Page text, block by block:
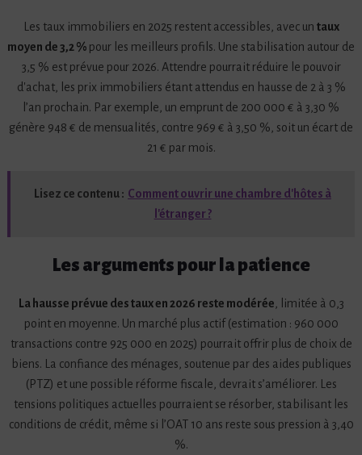
Les taux immobiliers en 2025 restent accessibles, avec un taux
moyen de 3,2 % pour les meilleurs profils. Une stabilisation autour de
3,5 % est prévue pour 2026. Attendre pourrait réduire le pouvoir
d'achat, les prix immobiliers étant attendus en hausse de 2 à 3 %
l’an prochain. Par exemple, un emprunt de 200 000 € à 3,30 %
génère 948 € de mensualités, contre 969 € à 3,50 %, soit un écart de
21 € par mois.
Lisez ce contenu : Comment ouvrir une chambre d'hôtes à
l'étranger ?
Les arguments pour la patience
La hausse prévue des taux en 2026 reste modérée , limitée à 0,3
point en moyenne. Un marché plus actif (estimation : 960 000
transactions contre 925 000 en 2025) pourrait offrir plus de choix de
biens. La confiance des ménages, soutenue par des aides publiques
(PTZ) et une possible réforme fiscale, devrait s’améliorer. Les
tensions politiques actuelles pourraient se résorber, stabilisant les
conditions de crédit, même si l’OAT 10 ans reste sous pression à 3,40
%.